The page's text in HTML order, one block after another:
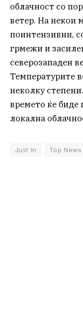
облачност со
ветер. На некои
поинтензивни,
грмежи и
северозападен
Температурите
неколку
времето ќе биде
локална
Just In Top News